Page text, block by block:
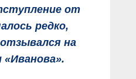
от
редко,
на
«Иванова».